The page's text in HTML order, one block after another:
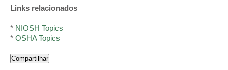
Links relacionados
* NIOSH Topics
* OSHA Topics
Compartilhar